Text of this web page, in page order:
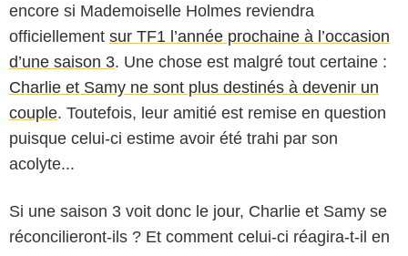
encore si Mademoiselle Holmes reviendra
officiellement sur TF1 l’année prochaine à l’occasion
d’une saison 3. Une chose est malgré tout certaine :
Charlie et Samy ne sont plus destinés à devenir un
couple. Toutefois, leur amitié est remise en question
puisque celui-ci estime avoir été trahi par son
acolyte...
Si une saison 3 voit donc le jour, Charlie et Samy se
réconcilieront-ils ? Et comment celui-ci réagira-t-il en